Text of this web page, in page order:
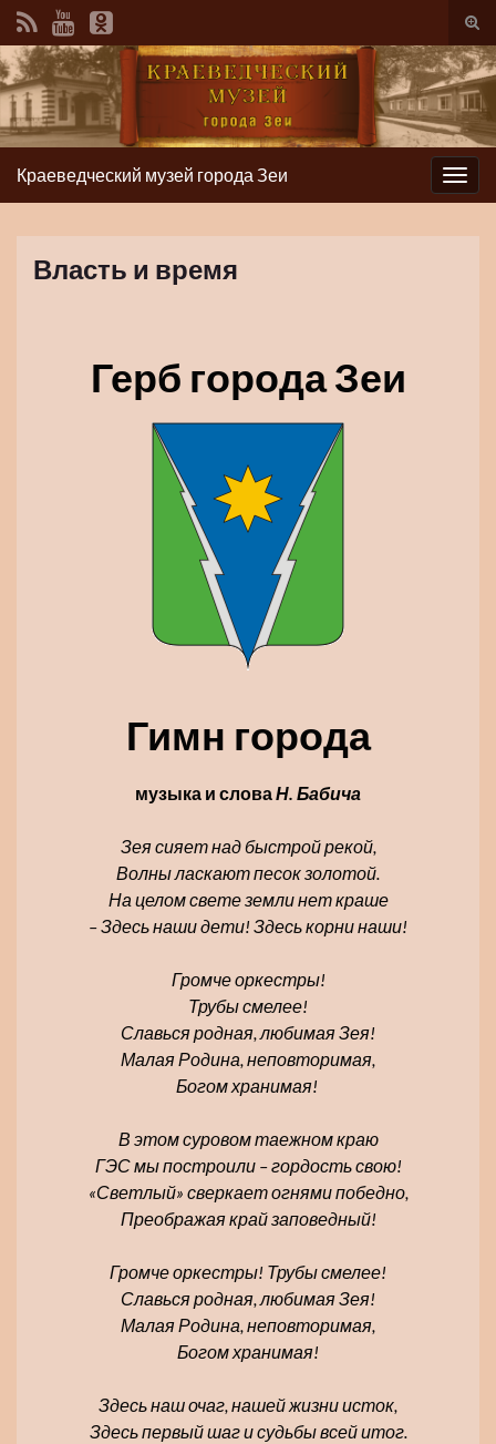
Вкл/
Вкл/
выкл
Краеведческий музей города Зеи
Власть и время
Герб города Зеи
Гимн города
музыка и словаН. Бабича
Зея сияет над быстрой рекой,
Волны ласкают песок золотой.
На целом свете земли нет краше
– Здесь наши дети! Здесь корни наши!
Громче оркестры!
Трубы смелее!
Славься родная, любимая Зея!
Малая Родина, неповторимая,
Богом хранимая!
В этом суровом таежном краю
ГЭС мы построили – гордость свою!
«Светлый» сверкает огнями победно,
Преображая край заповедный!
Громче оркестры! Трубы смелее!
Славься родная, любимая Зея!
Малая Родина, неповторимая,
Богом хранимая!
Здесь наш очаг, нашей жизни исток,
Здесь первый шаг и судьбы всей итог.